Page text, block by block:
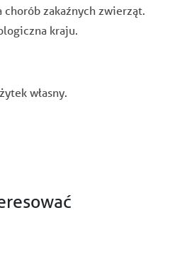
chorób zakaźnych zwierząt.
kraju.
własny.